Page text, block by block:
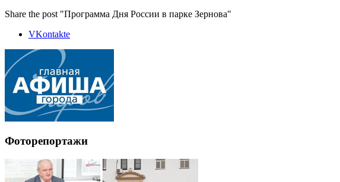
Share the post "Программа Дня России в парке Зернова"
VKontakte
Фоторепортажи